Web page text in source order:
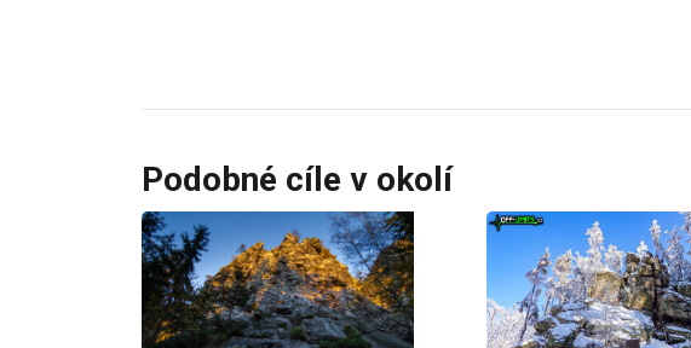
Podobné cíle v okolí